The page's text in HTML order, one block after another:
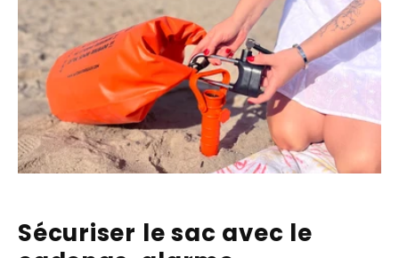
Sécuriser le sac avec le